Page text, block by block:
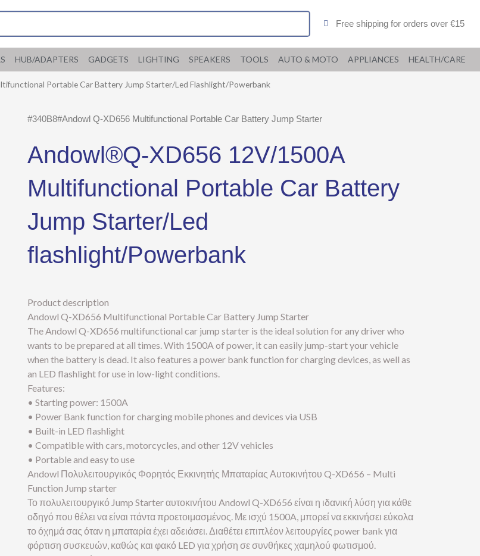
Free shipping for orders over €15
HUB/ADAPTERS GADGETS LIGHTING SPEAKERS TOOLS AUTO & MOTO APPLIANCES HEALTH/CARE
Portable Car Battery Jump Starter/Led Flashlight/Powerbank
#340B8#Andowl Q-XD656 Multifunctional Portable Car Battery Jump Starter
Andowl®Q-XD656 12V/1500A
Multifunctional Portable Car Battery
Jump Starter/Led
flashlight/Powerbank
Product description
Andowl Q-XD656 Multifunctional Portable Car Battery Jump Starter
The Andowl Q-XD656 multifunctional car jump starter is the ideal solution for any driver who
wants to be prepared at all times. With 1500A of power, it can easily jump-start your vehicle
when the battery is dead. It also features a power bank function for charging devices, as well as
an LED flashlight for use in low-light conditions.
Features:
• Starting power: 1500A
• Power Bank function for charging mobile phones and devices via USB
• Built-in LED flashlight
• Compatible with cars, motorcycles, and other 12V vehicles
• Portable and easy to use
Andowl Πολυλειτουργικός Φορητός Εκκινητής Μπαταρίας Αυτοκινήτου Q-XD656 – Multi
Function Jump starter
Το πολυλειτουργικό Jump Starter αυτοκινήτου Andowl Q-XD656 είναι η ιδανική λύση για κάθε
οδηγό που θέλει να είναι πάντα προετοιμασμένος. Με ισχύ 1500A, μπορεί να εκκινήσει εύκολα
το όχημά σας όταν η μπαταρία έχει αδειάσει. Διαθέτει επιπλέον λειτουργίες power bank για
φόρτιση συσκευών, καθώς και φακό LED για χρήση σε συνθήκες χαμηλού φωτισμού.